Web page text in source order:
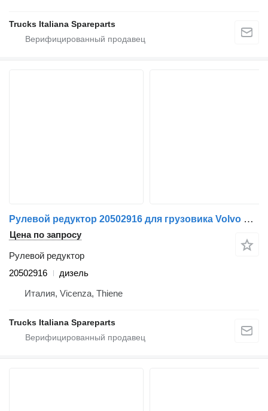
Trucks Italiana Spareparts
Рулевой редуктор 20502916 для грузовика Volvo FL6
Цена по запросу
Рулевой редуктор
20502916
дизель
Италия, Vicenza, Thiene
Trucks Italiana Spareparts